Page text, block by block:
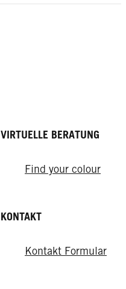
VIRTUELLE BERATUNG
Find your colour
KONTAKT
Kontakt Formular